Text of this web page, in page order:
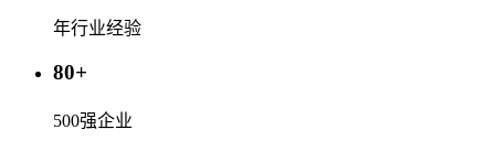
年行业经验
80+
500强企业